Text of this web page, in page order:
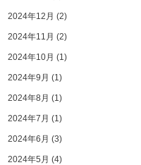
2024年12月 (2)
2024年11月 (2)
2024年10月 (1)
2024年9月 (1)
2024年8月 (1)
2024年7月 (1)
2024年6月 (3)
2024年5月 (4)